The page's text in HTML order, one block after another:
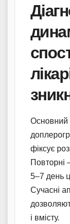
Основний
фіксує
Повторні
5–7 день
Сучасні
і вмісту.